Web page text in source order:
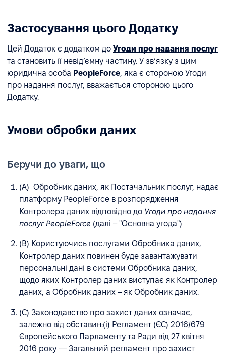
Застосування цього Додатку
Цей Додаток є додатком до Угоди про надання послуг
та становить її невід’ємну частину. У зв’язку з цим
юридична особа PeopleForce, яка є стороною Угоди
про надання послуг, вважається стороною цього
Додатку.
Умови обробки даних
Беручи до уваги, що
(A) Обробник даних, як Постачальник послуг, надає
платформу PeopleForce в розпорядження
Контролера даних відповідно до Угоди про надання
послуг PeopleForce (далі – "Основна угода")
(B) Користуючись послугами Обробника даних,
Контролер даних повинен буде завантажувати
персональні дані в системи Обробника даних,
щодо яких Контролер даних виступає як Контролер
даних, а Обробник даних – як Обробник даних.
(C) Законодавство про захист даних означає,
залежно від обставин:(i) Регламент (ЄС) 2016/679
Європейського Парламенту та Ради від 27 квітня
2016 року — Загальний регламент про захист